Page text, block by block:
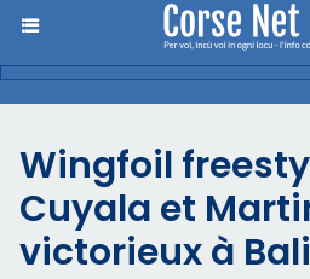
Wingfoil
Cuyala et
victorieux à